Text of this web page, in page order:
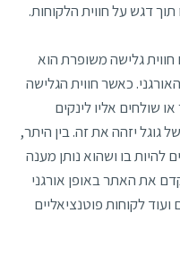
תוך דגש על חווית הלקוחות.
גלישה משופרת הוא
כאשר חווית הגלישה
שולחים אליו לינקים
יזהה את זה. בין היתר,
להיות בו ושהוא נותן מענה
את האתר באופן אורגני
ועוד לקוחות פוטנציאליים